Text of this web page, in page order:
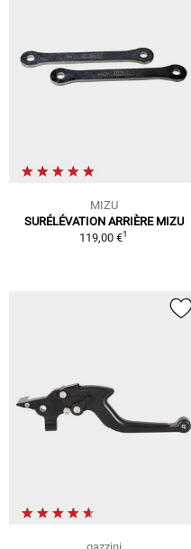
MIZU
SURÉLÉVATION ARRIÈRE MIZU
119,00 €1